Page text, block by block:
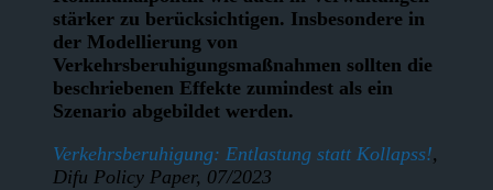
stärker zu berücksichtigen. Insbesondere in
der Modellierung von
Verkehrsberuhigungsmaßnahmen sollten die
beschriebenen Effekte zumindest als ein
Szenario abgebildet werden.
Verkehrsberuhigung: Entlastung statt Kollapss!,
Difu Policy Paper, 07/2023